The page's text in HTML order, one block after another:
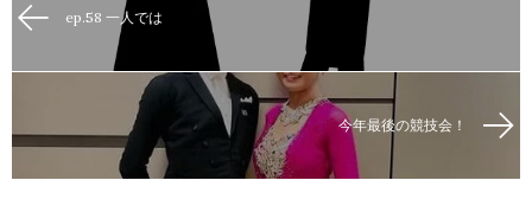
ep.58 一人では
今年最後の競技会！